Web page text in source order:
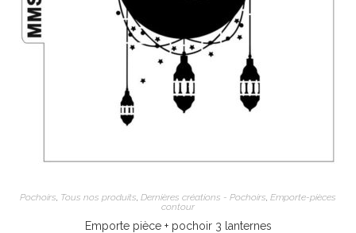
Pochoirs Tous nos produits Dernières créations - Pochoirs Emporte-pièces
contour
Emporte pièce + pochoir 3 lanternes